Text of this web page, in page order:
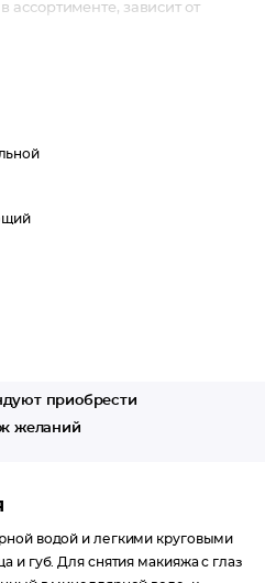
зависит от
приобрести
желаний
водой и легкими круговыми
и губ. Для снятия макияжа с глаз